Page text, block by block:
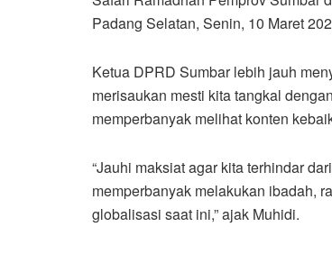
Padang Selatan, Senin, 10 Maret
Ketua DPRD Sumbar lebih jauh
merisaukan mesti kita tangkal
memperbanyak melihat konten
“Jauhi maksiat agar kita terhindar
memperbanyak melakukan ibadah,
globalisasi saat ini,” ajak Muhidi.